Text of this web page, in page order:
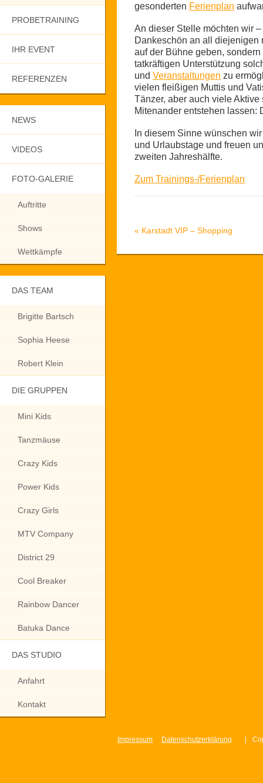
PROBETRAINING
IHR EVENT
REFERENZEN
NEWS
VIDEOS
FOTO-GALERIE
Auftritte
Shows
Wettkämpfe
DAS TEAM
Brigitte Bartsch
Sophia Heese
Robert Klein
DIE GRUPPEN
Mini Kids
Tanzmäuse
Crazy Kids
Power Kids
Crazy Girls
MTV Company
District 29
Cool Breaker
Rainbow Dancer
Batuka Dance
DAS STUDIO
Anfahrt
Kontakt
gesonderten Ferienplan
An dieser Stelle möchten wir
Dankeschön an all diejenigen
auf der Bühne geben,
tatkräftigen Unterstützung
und Veranstaltungen zu
vielen fleißigen Muttis und
Tänzer, aber auch viele
Mitenander entstehen lassen:
In diesem Sinne wünschen
und Urlaubstage und freuen
zweiten Jahreshälfte.
Zum Trainings-/Ferienplan
« Karstadt VIP – Shopping
Impressum Datenschutzerklärung